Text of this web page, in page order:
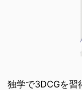
独学で3DCGを習